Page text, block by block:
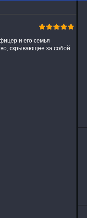
и его семья
скрывающее за собой